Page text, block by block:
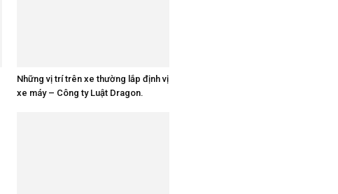
Những vị trí trên xe thường lắp định vị
xe máy – Công ty Luật Dragon.